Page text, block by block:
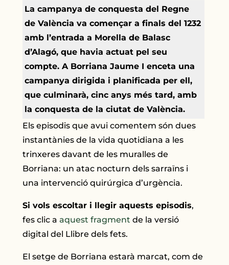
La campanya de conquesta del Regne
de València va començar a finals del 1232
amb l’entrada a Morella de Balasc
d’Alagó, que havia actuat pel seu
compte. A Borriana Jaume I enceta una
campanya dirigida i planificada per ell,
que culminarà, cinc anys més tard, amb
la conquesta de la ciutat de València.
Els episodis que avui comentem són dues
instantànies de la vida quotidiana a les
trinxeres davant de les muralles de
Borriana: un atac nocturn dels sarraïns i
una intervenció quirúrgica d’urgència.
Si vols escoltar i llegir aquests episodis,
fes clic aaquest fragment de la versió
digital del Llibre dels fets.
El setge de Borriana estarà marcat, com de